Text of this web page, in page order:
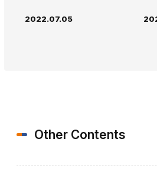
2022.07.05
Other Contents